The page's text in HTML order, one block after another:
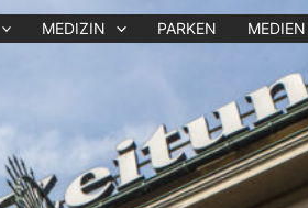
MEDIZIN PARKEN MEDIEN